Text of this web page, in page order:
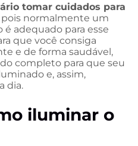
tomar cuidados para
pois normalmente um
adequado para esse
que você consiga
e de forma saudável,
completo para que seu
e, assim,
dia.
iluminar o